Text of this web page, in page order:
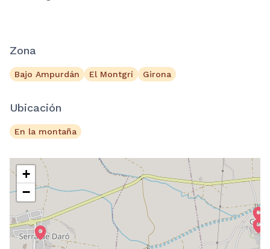
Zona
Bajo Ampurdán El Montgrí Girona
Ubicación
En la montaña
+
−